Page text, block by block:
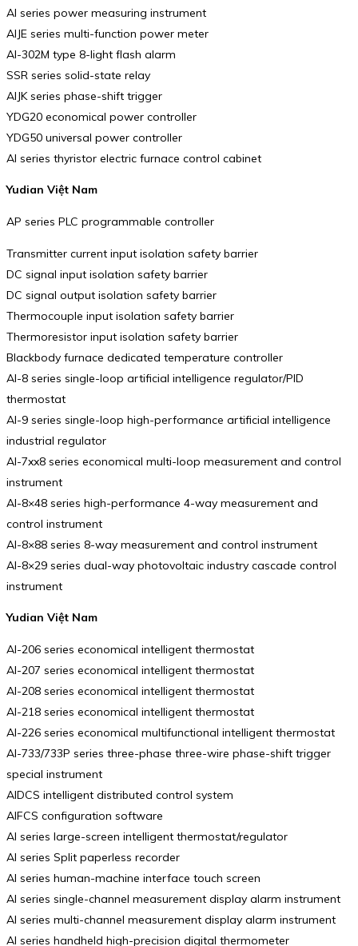
AI series power measuring instrument
AIJE series multi-function power meter
AI-302M type 8-light flash alarm
SSR series solid-state relay
AIJK series phase-shift trigger
YDG20 economical power controller
YDG50 universal power controller
AI series thyristor electric furnace control cabinet
Yudian Việt Nam
AP series PLC programmable controller
Transmitter current input isolation safety barrier
DC signal input isolation safety barrier
DC signal output isolation safety barrier
Thermocouple input isolation safety barrier
Thermoresistor input isolation safety barrier
Blackbody furnace dedicated temperature controller
AI-8 series single-loop artificial intelligence regulator/PID
thermostat
AI-9 series single-loop high-performance artificial intelligence
industrial regulator
AI-7xx8 series economical multi-loop measurement and control
instrument
AI-8×48 series high-performance 4-way measurement and
control instrument
AI-8×88 series 8-way measurement and control instrument
AI-8×29 series dual-way photovoltaic industry cascade control
instrument
Yudian Việt Nam
AI-206 series economical intelligent thermostat
AI-207 series economical intelligent thermostat
AI-208 series economical intelligent thermostat
AI-218 series economical intelligent thermostat
AI-226 series economical multifunctional intelligent thermostat
AI-733/733P series three-phase three-wire phase-shift trigger
special instrument
AIDCS intelligent distributed control system
AIFCS configuration software
AI series large-screen intelligent thermostat/regulator
AI series Split paperless recorder
AI series human-machine interface touch screen
AI series single-channel measurement display alarm instrument
AI series multi-channel measurement display alarm instrument
AI series handheld high-precision digital thermometer